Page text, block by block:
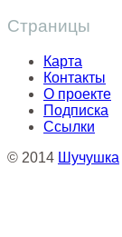
Страницы
Карта
Контакты
О проекте
Подписка
Ссылки
© 2014 Шучушка